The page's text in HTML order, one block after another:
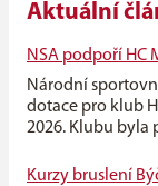
Aktuální
NSA podpoří HC
Národní
dotace pro klub
2026. Klubu byla
Kurzy bruslení